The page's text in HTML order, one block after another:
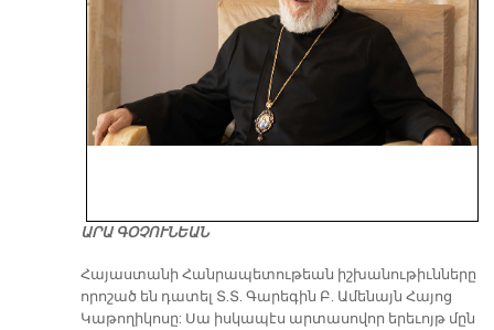
ԱՐԱ ԳՕՉՈՒՆԵԱՆ
​Հայաստանի Հանրապետութեան իշխանութիւնները
որոշած են դատել Տ.Տ. Գարեգին Բ. Ամենայն Հայոց
Կաթողիկոսը: Սա իսկապէս արտասովոր երեւոյթ մըն